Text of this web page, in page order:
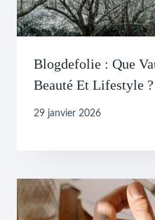
Blogdefolie : Que
Beauté Et Lifestyle ?
29 janvier 2026